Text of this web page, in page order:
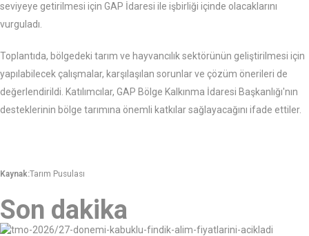
seviyeye getirilmesi için GAP İdaresi ile işbirliği içinde olacaklarını
vurguladı.
Toplantıda, bölgedeki tarım ve hayvancılık sektörünün geliştirilmesi için
yapılabilecek çalışmalar, karşılaşılan sorunlar ve çözüm önerileri de
değerlendirildi. Katılımcılar, GAP Bölge Kalkınma İdaresi Başkanlığı'nın
desteklerinin bölge tarımına önemli katkılar sağlayacağını ifade ettiler.
Kaynak:Tarım Pusulası
Son dakika